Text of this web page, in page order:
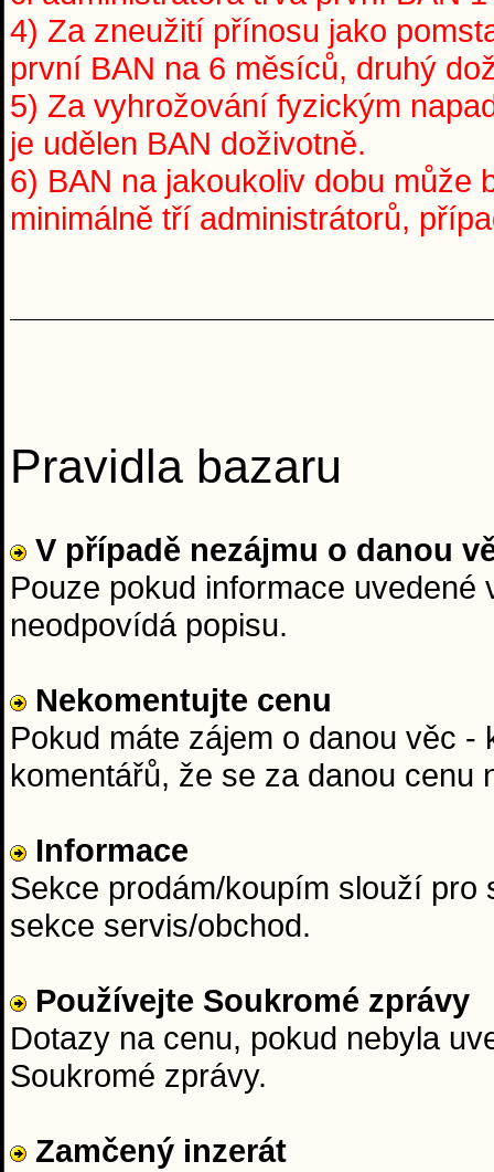
4) Za zneužití přínosu jako
první BAN na 6 měsíců, druhý
5) Za vyhrožování fyzickým
je udělen BAN doživotně.
6) BAN na jakoukoliv dobu může
minimálně tří administrátorů,
Pravidla bazaru
V případě nezájmu o danou
Pouze pokud informace
neodpovídá popisu.
Nekomentujte cenu
Pokud máte zájem o danou věc
komentářů, že se za danou
Informace
Sekce prodám/koupím slouží pro
sekce servis/obchod.
Používejte Soukromé zprávy
Dotazy na cenu, pokud nebyla
Soukromé zprávy.
Zamčený inzerát